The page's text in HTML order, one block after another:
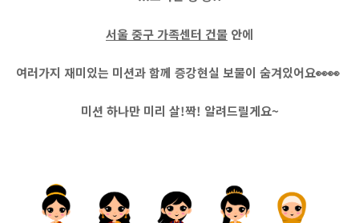
서울 중구 가족센터 건물 안에
여러가지 재미있는 미션과 함께 증강현실 보물이 숨겨있어요👀👀
미션 하나만 미리 살!짝! 알려드릴게요~